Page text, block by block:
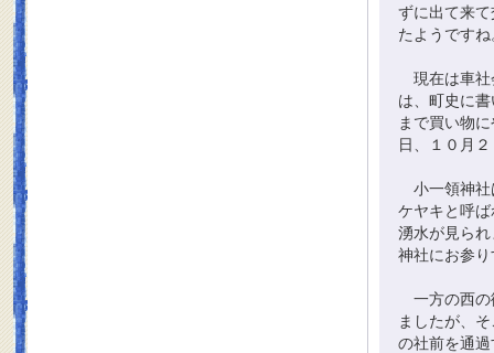
ずに出て来
たようですね
現在は車社
は、町史に
まで買い物
日、１０月
小一領神社
ケヤキと呼
湧水が見ら
神社にお参
一方の西の
ましたが、
の社前を通